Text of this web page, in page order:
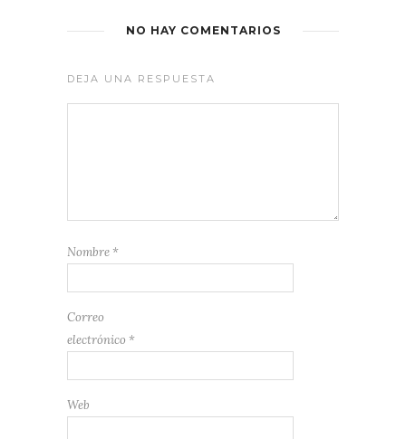
NO HAY COMENTARIOS
DEJA UNA RESPUESTA
Nombre *
Correo
electrónico *
Web